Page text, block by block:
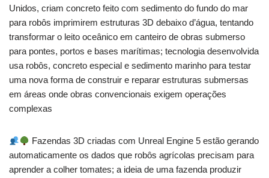
Unidos, criam concreto feito com sedimento do fundo do mar
para robôs imprimirem estruturas 3D debaixo d’água, tentando
transformar o leito oceânico em canteiro de obras submerso
para pontes, portos e bases marítimas; tecnologia desenvolvida
usa robôs, concreto especial e sedimento marinho para testar
uma nova forma de construir e reparar estruturas submersas
em áreas onde obras convencionais exigem operações
complexas
Fazendas 3D criadas com Unreal Engine 5 estão gerando
automaticamente os dados que robôs agrícolas precisam para
aprender a colher tomates; a ideia de uma fazenda produzir